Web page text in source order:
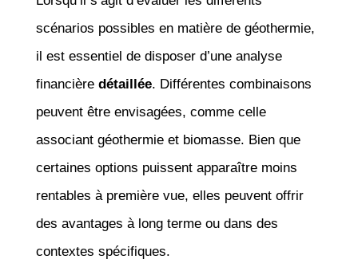
scénarios possibles en matière de géothermie,
il est essentiel de disposer d’une analyse
financière détaillée. Différentes combinaisons
peuvent être envisagées, comme celle
associant géothermie et biomasse. Bien que
certaines options puissent apparaître moins
rentables à première vue, elles peuvent offrir
des avantages à long terme ou dans des
contextes spécifiques.